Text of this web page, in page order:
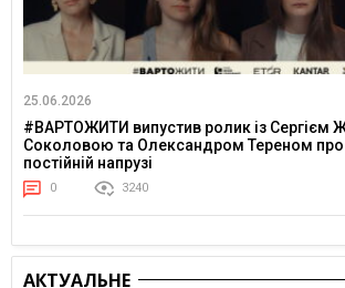
25.06.2026
#ВАРТОЖИТИ випустив ролик із Сергієм
Соколовою та Олександром Тереном про
постійній напрузі
0 3240
АКТУАЛЬНЕ